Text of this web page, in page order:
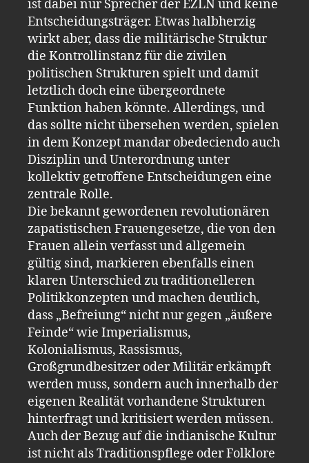
ist dabei nur Sprecher der EZLN und keine
Entscheidungsträger. Etwas halbherzig
wirkt aber, dass die militärische Struktur
die Kontrollinstanz für die zivilen
politischen Strukturen spielt und damit
letztlich doch eine übergeordnete
Funktion haben könnte. Allerdings, und
das sollte nicht übersehen werden, spielen
in dem Konzept mandar obedeciendo auch
Disziplin und Unterordnung unter
kollektiv getroffene Entscheidungen eine
zentrale Rolle.
Die bekannt gewordenen revolutionären
zapatistischen Frauengesetze, die von den
Frauen allein verfasst und allgemein
gültig sind, markieren ebenfalls einen
klaren Unterschied zu traditionelleren
Politikkonzepten und machen deutlich,
dass „Befreiung“ nicht nur gegen „äußere
Feinde“ wie Imperialismus,
Kolonialismus, Rassismus,
Großgrundbesitzer oder Militär erkämpft
werden muss, sondern auch innerhalb der
eigenen Realität vorhandene Strukturen
hinterfragt und kritisiert werden müssen.
Auch der Bezug auf die indianische Kultur
ist nicht als Traditionspflege oder Folklore